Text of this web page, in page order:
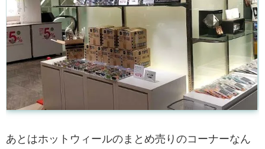
あとはホットウィールのまとめ売りのコーナーなん